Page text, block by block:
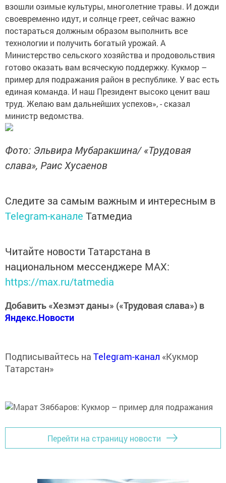
взошли озимые культуры, многолетние травы. И дожди
своевременно идут, и солнце греет, сейчас важно
постараться должным образом выполнить все
технологии и получить богатый урожай. А
Министерство сельского хозяйства и продовольствия
готово оказать вам всяческую поддержку. Кукмор –
пример для подражания район в республике. У вас есть
единая команда. И наш Президент высоко ценит ваш
труд. Желаю вам дальнейших успехов», - сказал
министр ведомства.
Фото: Эльвира Мубаракшина/ «Трудовая
слава», Раис Хусаенов
Следите за самым важным и интересным в
Telegram-канале Татмедиа
Читайте новости Татарстана в
национальном мессенджере MАХ:
https://max.ru/tatmedia
Добавить «Хезмэт даны» («Трудовая слава») в
Яндекс.Новости
Подписывайтесь на Telegram-канал «Кукмор
Татарстан»
Перейти на страницу новости